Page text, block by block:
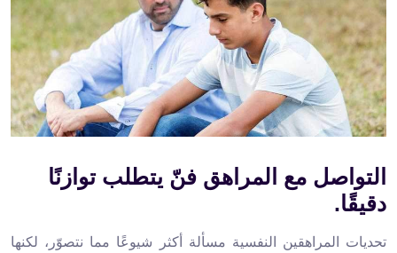
التواصل مع المراهق فنّ يتطلب توازنًا
دقيقًا.
تحديات المراهقين النفسية مسألة أكثر شيوعًا مما نتصوّر، لكنها